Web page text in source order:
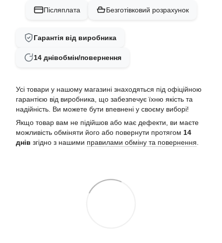
Післяплата Безготівковий розрахунок
Гарантія від виробника
14 днівобмін/повернення
Усі товари у нашому магазині знаходяться під офіційною
гарантією від виробника, що забезпечує їхню якість та
надійність. Ви можете бути впевнені у своєму виборі!
Якщо товар вам не підійшов або має дефекти, ви маєте
можливість обміняти його або повернути протягом 14
днів згідно з нашими правилами обміну та повернення